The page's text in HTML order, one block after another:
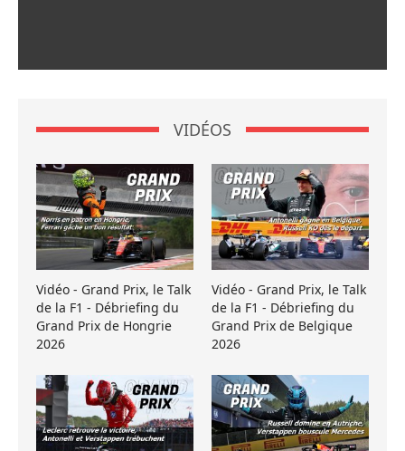
VIDÉOS
Vidéo - Grand Prix, le Talk
de la F1 - Débriefing du
Grand Prix de Hongrie
2026
Vidéo - Grand Prix, le Talk
de la F1 - Débriefing du
Grand Prix de Belgique
2026